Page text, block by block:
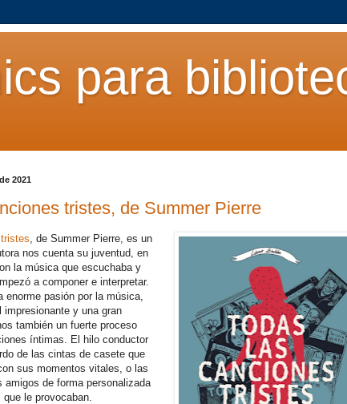
para
2021
tristes, de Summer Pierre
, de Summer Pierre, es un
nos cuenta su juventud, en
la música que escuchaba y
a componer e interpretar.
enorme pasión por la música,
impresionante y una gran
también un fuerte proceso
íntimas. El hilo conductor
de las cintas de casete que
sus momentos vitales, o las
amigos de forma personalizada
le provocaban.